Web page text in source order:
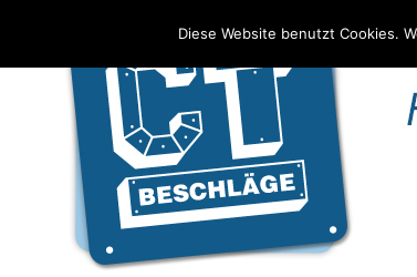
springen
Diese Website benutzt Cookies.